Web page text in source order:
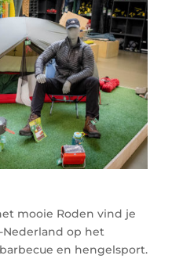
mooie Roden vind je
Nederland op het
en hengelsport.